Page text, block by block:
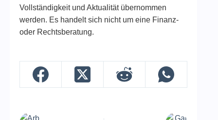
Vollständigkeit und Aktualität übernommen
werden. Es handelt sich nicht um eine Finanz-
oder Rechtsberatung.